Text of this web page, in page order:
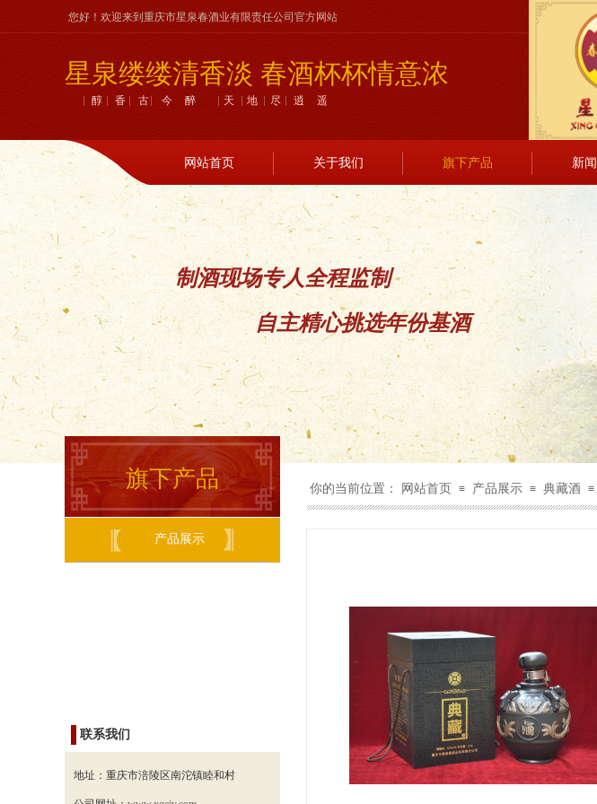
您好！欢迎来到重庆市星泉春酒业有限责任公司官方网站
星泉缕缕清香淡 春酒杯杯情意浓
醇香古今醉 天地尽逍遥
制酒现场专人全程监制
自主精心挑选年份基酒
网站首页 关于我们 旗下产品 新
旗下产品 你的当前位置： 网站首页 ≡ 产品展示 ≡ 典藏酒 ≡
产品展示
联系我们
地址： 重庆市涪陵区南沱镇睦和村